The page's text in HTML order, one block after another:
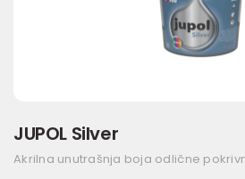
JUPOL Silver
Akrilna unutrašnja boja odlične